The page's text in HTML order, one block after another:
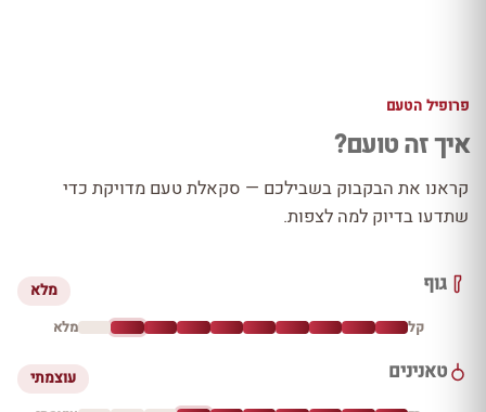
פרופיל הטעם
איך זה טועם?
קראנו את הבקבוק בשבילכם — סקאלת טעם מדויקת כדי
שתדעו בדיוק למה לצפות.
גוף מלא
קל מלא
טאנינים עוצמתי